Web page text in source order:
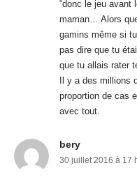
30 juillet 2016 à 17
très bon article